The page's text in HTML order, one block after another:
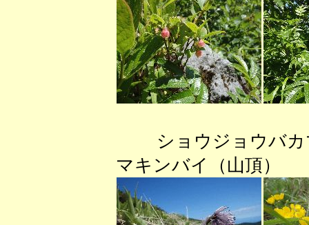
ショウジョウ
マキンバイ（山頂